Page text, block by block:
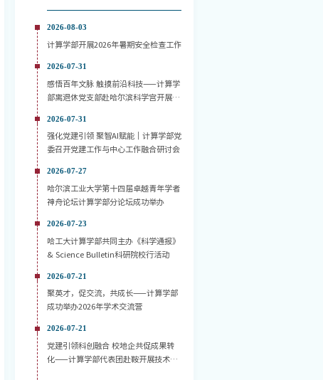
2026-08-03
计算学部开展2026年暑期安全检查工作
2026-07-31
感悟百年文脉 触摸前沿科技——计算学
部离退休党支部赴哈尔滨科学宫开展主
2026-07-31
强化党建引领 聚智AI赋能｜计算学部党
委召开党建工作与中心工作融合研讨会
2026-07-27
哈尔滨工业大学第十四届卓越青年学者
神舟论坛计算学部分论坛成功举办
2026-07-23
哈工大计算学部共同主办《科学通报》
& Science Bulletin科研院校行活动
2026-07-21
聚英才，促交流，共成长——计算学部
成功举办2026年学术交流营
2026-07-21
党建引领科创融合 校地企共促成果转
化——计算学部代表团赴鞍开展技术对